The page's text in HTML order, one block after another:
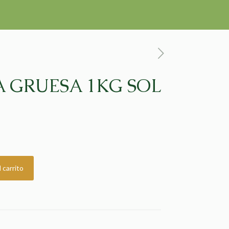
GRUESA 1KG SOL
carrito